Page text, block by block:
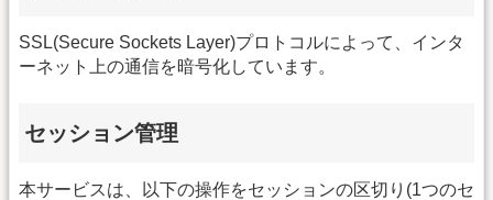
SSL(Secure Sockets Layer)プロトコルによって、インタ
ーネット上の通信を暗号化しています。
セッション管理
本サービスは、以下の操作をセッションの区切り(1つのセ